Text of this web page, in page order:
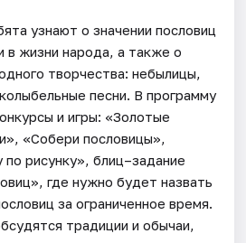
узнают о значении пословиц
в жизни народа, а также о
творчества: небылицы,
песни. В программу
и игры: «Золотые
«Собери пословицы»,
по рисунку», блиц–задание
где нужно будет назвать
за ограниченное время.
традиции и обычаи,